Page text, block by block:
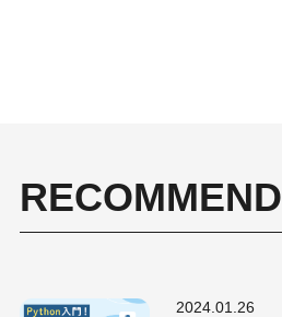
RECOMMEND
2024.01.26